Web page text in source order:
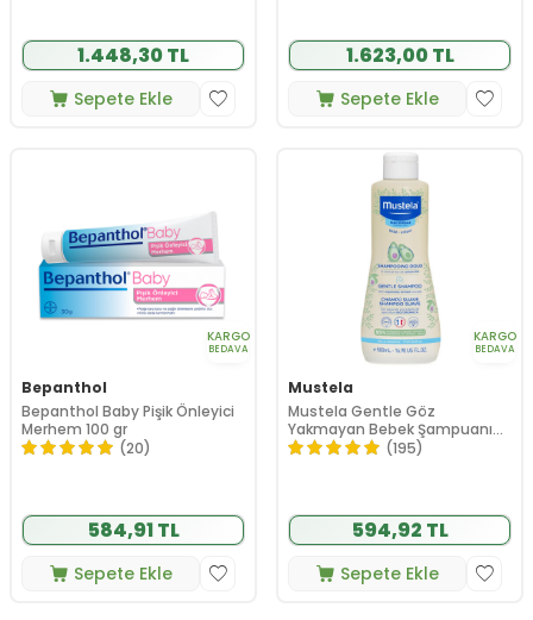
1.448,30 TL
Sepete Ekle
1.623,00 TL
Sepete Ekle
KARGO
BEDAVA
Bepanthol
Bepanthol Baby Pişik Önleyici
Merhem 100 gr
(20)
584,91 TL
Sepete Ekle
KARGO
BEDAVA
Mustela
Mustela Gentle Göz
Yakmayan Bebek Şampuanı
500 ml
(195)
594,92 TL
Sepete Ekle